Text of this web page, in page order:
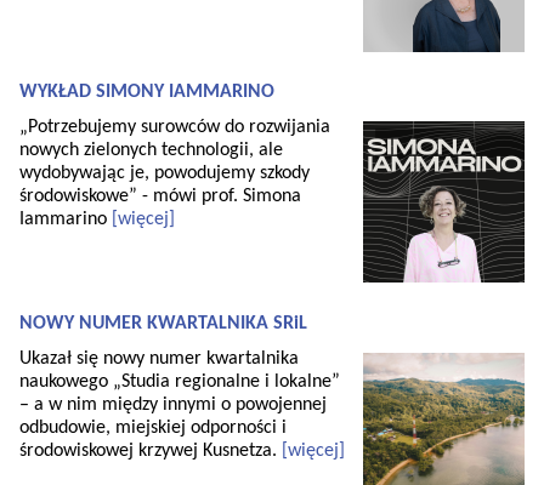
WYKŁAD SIMONY IAMMARINO
„Potrzebujemy surowców do rozwijania
nowych zielonych technologii, ale
wydobywając je, powodujemy szkody
środowiskowe” - mówi prof. Simona
Iammarino [więcej]
NOWY NUMER KWARTALNIKA SRiL
Ukazał się nowy numer kwartalnika
naukowego „Studia regionalne i lokalne”
– a w nim między innymi o powojennej
odbudowie, miejskiej odporności i
środowiskowej krzywej Kusnetza.
[więcej]